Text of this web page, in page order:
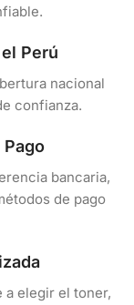
Perú
nacional
confianza.
bancaria,
de pago
a elegir el toner,